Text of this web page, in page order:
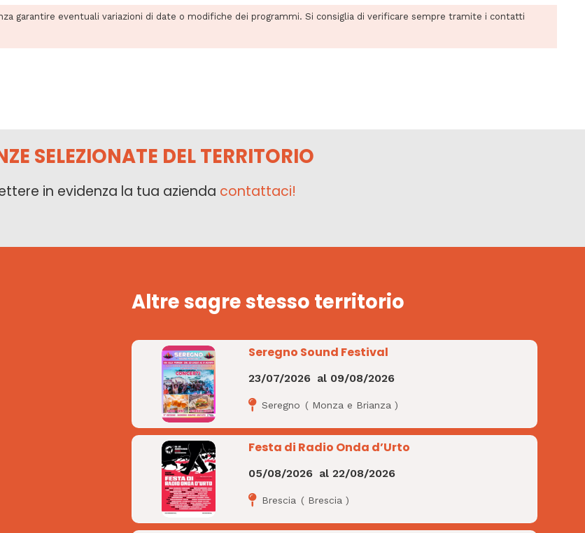
garantire eventuali variazioni di date o modifiche dei programmi. Si consiglia di verificare sempre tramite i contatti
SELEZIONATE DEL TERRITORIO
in evidenza la tua azienda contattaci!
Altre sagre stesso territorio
Seregno Sound Festival
23/07/2026 al 09/08/2026
Seregno ( Monza e Brianza )
Festa di Radio Onda d’Urto
05/08/2026 al22/08/2026
Brescia ( Brescia )